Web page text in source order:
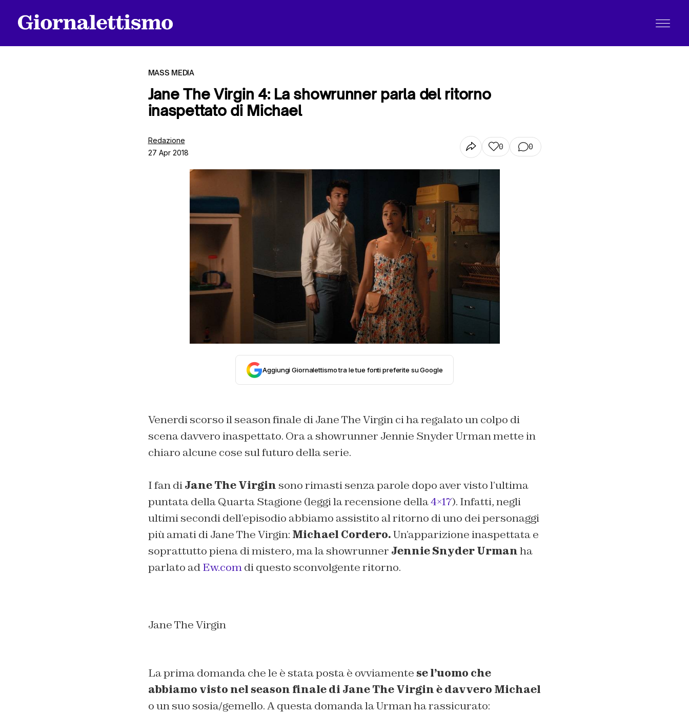
MASS MEDIA
Jane The Virgin 4: La showrunner parla del ritorno
inaspettato di Michael
Redazione
27 Apr 2018
0 0
Aggiungi Giornalettismo tra le tue fonti preferite su Google
Venerdi scorso il season finale di Jane The Virgin ci ha regalato un colpo di
scena davvero inaspettato. Ora a showrunner Jennie Snyder Urman mette in
chiaro alcune cose sul futuro della serie.
I fan diJane The Virgin sono rimasti senza parole dopo aver visto l’ultima
puntata della Quarta Stagione (leggi la recensione della4×17). Infatti, negli
ultimi secondi dell’episodio abbiamo assistito al ritorno di uno dei personaggi
più amati di Jane The Virgin: Michael Cordero.Un’apparizione inaspettata e
soprattutto piena di mistero, ma la showrunner Jennie Snyder Urmanha
parlato adEw.comdi questo sconvolgente ritorno.
Jane The Virgin
La prima domanda che le è stata posta è ovviamente se l’uomo che
abbiamo visto nel season finale di Jane The Virgin è davvero Michael
o un suo sosia/gemello. A questa domanda la Urman ha rassicurato: